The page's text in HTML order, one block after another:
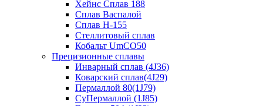
Хейнс Сплав 188
Сплав Васпалой
Сплав Н-155
Стеллитовый сплав
Кобальт UmCO50
Прецизионные сплавы
Инварный сплав (4J36)
Коварский сплав(4J29)
Пермаллой 80(1J79)
СуПермаллой (1J85)